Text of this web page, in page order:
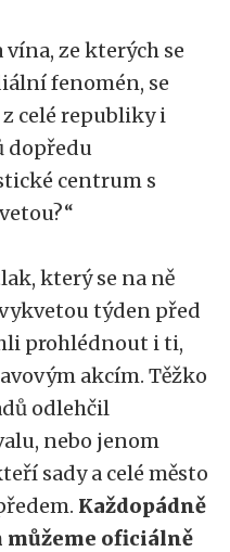
ze kterých se
fenomén, se
celé republiky i
dopředu
centrum s
který se na ně
týden před
prohlédnout i ti,
akcím. Těžko
odlehčil
nebo jenom
sady a celé město
Každopádně
oficiálně